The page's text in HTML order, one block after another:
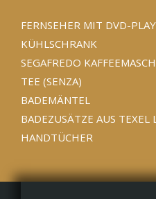
FERNSEHER MIT DVD-
KÜHLSCHRANK
SEGAFREDO
TEE (SENZA)
BADEMÄNTEL
BADEZUSÄTZE AUS TEXEL
HANDTÜCHER